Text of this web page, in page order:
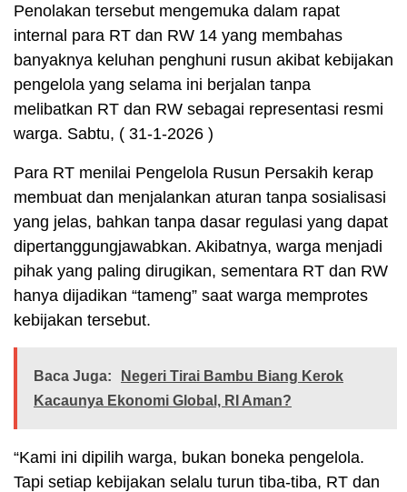
Penolakan tersebut mengemuka dalam rapat
internal para RT dan RW 14 yang membahas
banyaknya keluhan penghuni rusun akibat kebijakan
pengelola yang selama ini berjalan tanpa
melibatkan RT dan RW sebagai representasi resmi
warga. Sabtu, ( 31-1-2026 )
Para RT menilai Pengelola Rusun Persakih kerap
membuat dan menjalankan aturan tanpa sosialisasi
yang jelas, bahkan tanpa dasar regulasi yang dapat
dipertanggungjawabkan. Akibatnya, warga menjadi
pihak yang paling dirugikan, sementara RT dan RW
hanya dijadikan “tameng” saat warga memprotes
kebijakan tersebut.
Baca Juga:
Negeri Tirai Bambu Biang Kerok
Kacaunya Ekonomi Global, RI Aman?
“Kami ini dipilih warga, bukan boneka pengelola.
Tapi setiap kebijakan selalu turun tiba-tiba, RT dan